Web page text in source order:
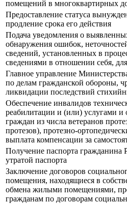
помещений в многоквартирных
Предоставление статуса
продление срока его действия
Подача уведомления о
обнаружения ошибок,
сведений, установленных в
сведениями в отношении себя,
Главное управление
по делам гражданской обороны,
ликвидации последствий
Обеспечение инвалидов
реабилитации и (или) услугами и
граждан из числа ветеранов
протезов), протезно-
выплата компенсации за
Получение паспорта
утратой паспорта
Заключение договоров
помещения, находящиеся в
обмена жилыми помещениями,
гражданам по договорам